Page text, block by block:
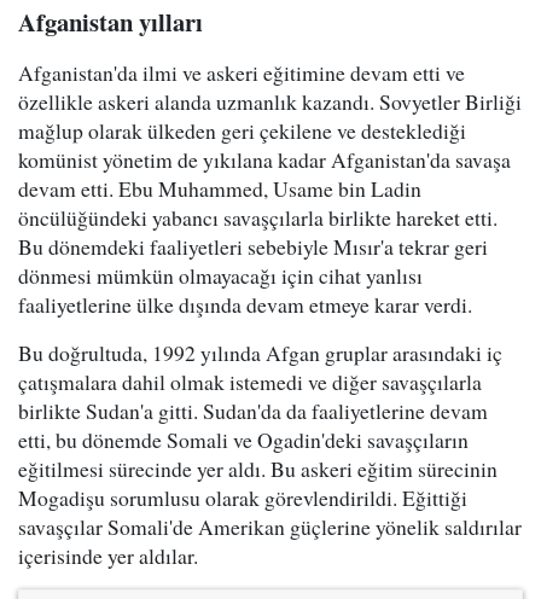
Afganistan yılları
Afganistan'da ilmi ve askeri eğitimine devam etti ve
özellikle askeri alanda uzmanlık kazandı. Sovyetler Birliği
mağlup olarak ülkeden geri çekilene ve desteklediği
komünist yönetim de yıkılana kadar Afganistan'da savaşa
devam etti. Ebu Muhammed, Usame bin Ladin
öncülüğündeki yabancı savaşçılarla birlikte hareket etti.
Bu dönemdeki faaliyetleri sebebiyle Mısır'a tekrar geri
dönmesi mümkün olmayacağı için cihat yanlısı
faaliyetlerine ülke dışında devam etmeye karar verdi.
Bu doğrultuda, 1992 yılında Afgan gruplar arasındaki iç
çatışmalara dahil olmak istemedi ve diğer savaşçılarla
birlikte Sudan'a gitti. Sudan'da da faaliyetlerine devam
etti, bu dönemde Somali ve Ogadin'deki savaşçıların
eğitilmesi sürecinde yer aldı. Bu askeri eğitim sürecinin
Mogadişu sorumlusu olarak görevlendirildi. Eğittiği
savaşçılar Somali'de Amerikan güçlerine yönelik saldırılar
içerisinde yer aldılar.